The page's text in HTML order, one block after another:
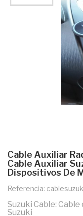
Cable Auxiliar
Cable Auxiliar
Dispositivos De
Referencia:
Suzuki Cable:
Suzuki